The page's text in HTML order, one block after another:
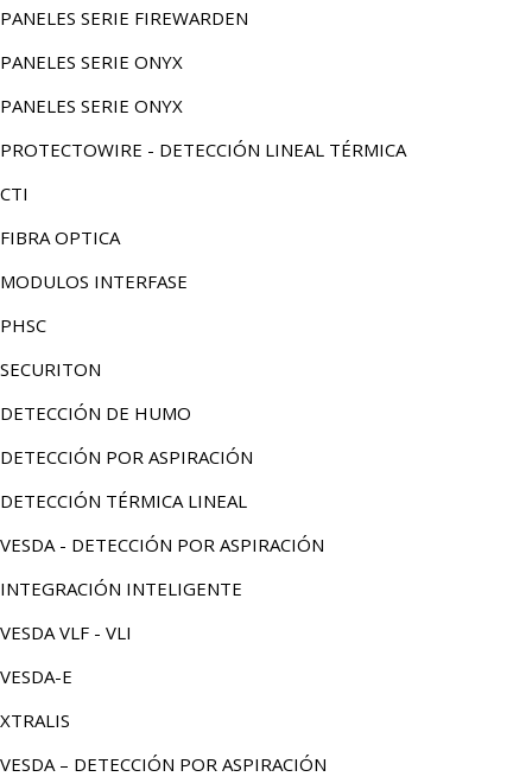
PANELES SERIE FIREWARDEN
PANELES SERIE ONYX
PANELES SERIE ONYX
PROTECTOWIRE - DETECCIÓN LINEAL TÉRMICA
CTI
FIBRA OPTICA
MODULOS INTERFASE
PHSC
SECURITON
DETECCIÓN DE HUMO
DETECCIÓN POR ASPIRACIÓN
DETECCIÓN TÉRMICA LINEAL
VESDA - DETECCIÓN POR ASPIRACIÓN
INTEGRACIÓN INTELIGENTE
VESDA VLF - VLI
VESDA-E
XTRALIS
VESDA – DETECCIÓN POR ASPIRACIÓN